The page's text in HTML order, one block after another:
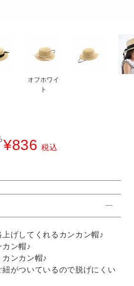
オフホワイ
ト
¥836 税込
げしてくれるカンカン帽♪
ン帽♪
ンカン帽♪
がついているので脱げにくい